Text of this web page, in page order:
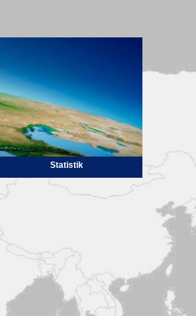
Statistik